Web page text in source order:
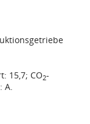
15,7; CO2-
A.